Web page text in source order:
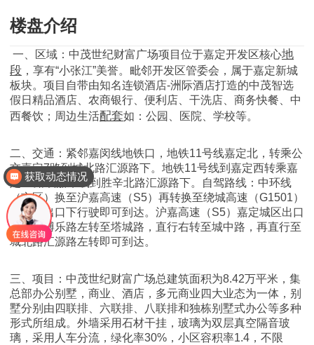
楼盘介绍
一、区域：中茂世纪财富广场项目位于嘉定开发区核心地
段 ，享有“小张江”美誉。毗邻开发区管委会，属于嘉定新城
板块。项目自带由知名连锁酒店-洲际酒店打造的中茂智选
假日精品酒店、农商银行、便利店、干洗店、商务快餐、中
西餐饮；周边生活配套如：公园、医院、学校等。
二、交通：紧邻嘉闵线地铁口，地铁11号线嘉定北，转乘公
交嘉定7路到城北路汇源路下。地铁11号线到嘉定西转乘嘉
定51路或嘉朱线到胜辛北路汇源路下。自驾路线：中环线
（市区）换至沪嘉高速（S5）再转换至绕城高速（G1501）
至朱桥出口下行驶即可到达。沪嘉高速（S5）嘉定城区出口
直行沿博乐路左转至塔城路，直行右转至城中路，再直行至
城北路汇源路左转即可到达。
三、项目：中茂世纪财富广场总建筑面积为8.42万平米，集
总部办公别墅，商业、酒店，多元商业四大业态为一体，别
墅分别由四联排、六联排、八联排和独栋别墅式办公等多种
形式所组成。外墙采用石材干挂，玻璃为双层真空隔音玻
璃，采用人车分流，绿化率30%，小区容积率1.4，不限
获取动态情况